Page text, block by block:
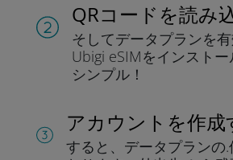
QRコードを読み
そしてデータプランを
Ubigi eSIMをインストー
シンプル！
アカウントを作成
すると、データプランの.